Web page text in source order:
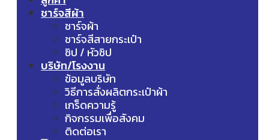
ชาร์จสีผ้า
ชาร์จผ้า
ชาร์จสีสายกระเป๋า
ซิป / หัวซิป
บริษัท/โรงงาน
ข้อมูลบริษัท
วิธีการสั่งผลิตกระเป๋าผ้า
เกร็ดความรู้
กิจกรรมเพื่อสังคม
ติดต่อเรา